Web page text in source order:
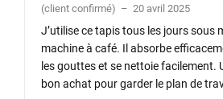
(client confirmé) – 20 avril 2025
J’utilise ce tapis tous les jours sous
machine à café. Il absorbe
les gouttes et se nettoie facilement.
bon achat pour garder le plan de